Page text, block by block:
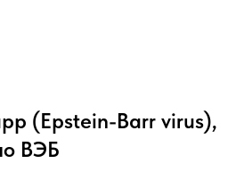
(Epstein-Barr virus),
ВЭБ